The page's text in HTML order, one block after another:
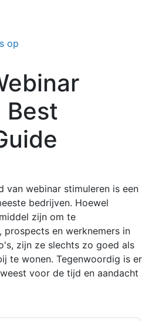
op
Best
van webinar stimuleren is een
bedrijven. Hoewel
zijn om te
prospects en werknemers in
zijn ze slechts zo goed als
te wonen. Tegenwoordig is er
voor de tijd en aandacht